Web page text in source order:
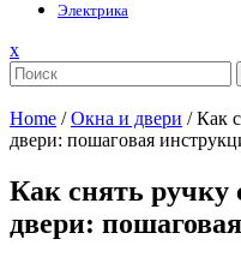
Электрика
xЗакрыть
меню
Home /Окна и двери /Как
двери: пошаговая
Как снять ручку
двери: